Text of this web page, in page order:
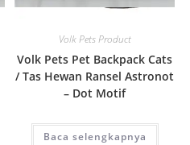
Quick View
Volk Pets Product
Volk Pets Pet Backpack Cats
/ Tas Hewan Ransel Astronot
– Dot Motif
Baca selengkapnya